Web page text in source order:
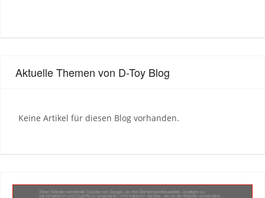
Aktuelle Themen von D-Toy Blog
Keine Artikel für diesen Blog vorhanden.